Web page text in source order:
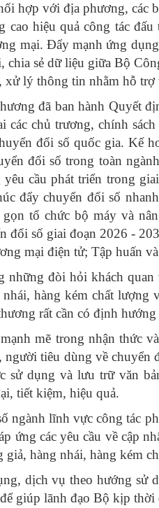
hợp với địa phương, các
hiệu quả công tác
mại. Đẩy mạnh ứng
chia sẻ dữ liệu giữa Bộ
xử lý thông tin nhằm hỗ
đã ban hành Quyết
các chủ trương, chính
đổi số quốc gia. Kế
đổi số trong toàn
cầu phát triển trong
đẩy chuyển đổi số
tổ chức bộ máy và
đổi số giai đoạn 2026 -
mại điện tử; Tập huấn
những đòi hỏi khách
nhái, hàng kém chất
rất cần có định
mẽ trong nhận thức
tiêu dùng về
sử dụng và lưu trữ văn
tiết kiệm, hiệu quả.
ngành lĩnh vực công tác
ứng các yêu cầu về cập
giả, hàng nhái, hàng kém
dịch vụ theo hướng sử
giúp lãnh đạo Bộ kịp thời